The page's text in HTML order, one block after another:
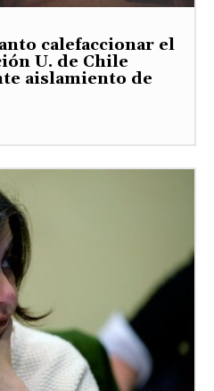
calefaccionar el
U. de Chile
aislamiento de